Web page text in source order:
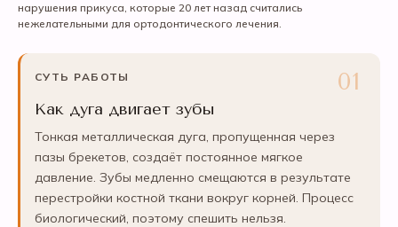
нарушения прикуса, которые 20 лет назад считались
нежелательными для ортодонтического лечения.
СУТЬ РАБОТЫ
Как дуга двигает зубы
Тонкая металлическая дуга, пропущенная через
пазы брекетов, создаёт постоянное мягкое
давление. Зубы медленно смещаются в результате
перестройки костной ткани вокруг корней. Процесс
биологический, поэтому спешить нельзя.